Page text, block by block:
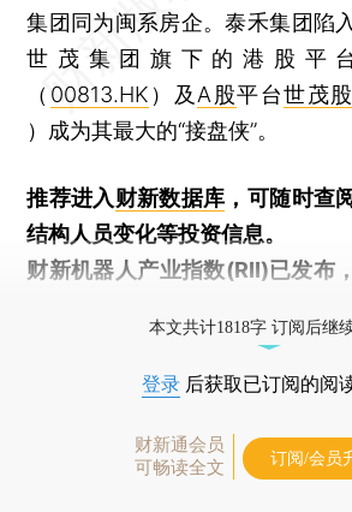
集团同为闽系房企。泰禾集团陷
世茂集团旗下的港股平
（ 00813.HK ）及 A股平台世茂
）成为其最大的“接盘侠”。
推荐进入财新数据库 ，可随时查
结构人员变化等投资信息。
财新机器人产业指数(RII)已发布，
本文共计1818字 订阅后继
登录 后获取已订阅的阅
财新通会员
可畅读全文
订阅/会员